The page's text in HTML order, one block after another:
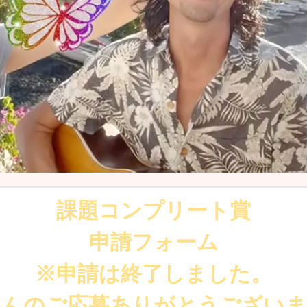
課題コンプリート賞
申請フォーム
※申請は終了しました。